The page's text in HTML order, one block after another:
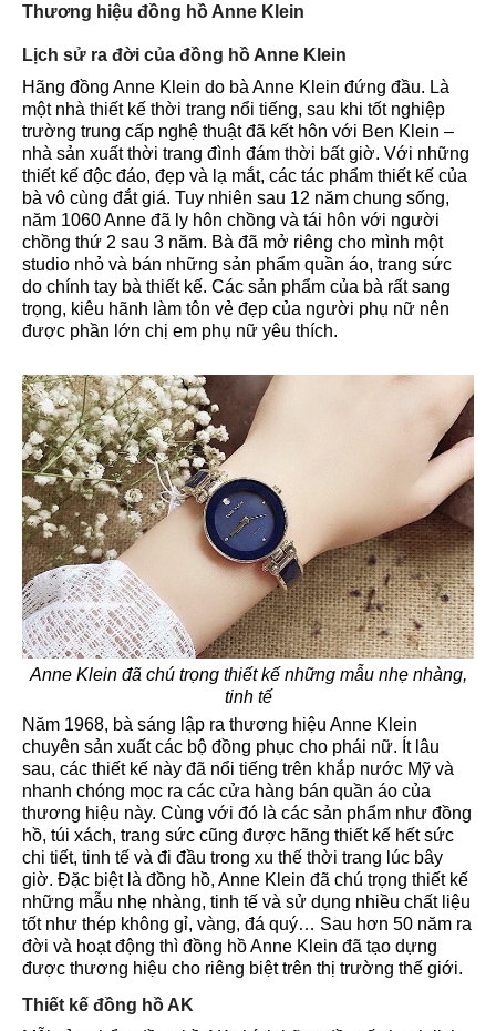
Thương hiệu đồng hồ Anne Klein
Lịch sử ra đời của đồng hồ Anne Klein
Hãng đồng Anne Klein do bà Anne Klein đứng đầu. Là
một nhà thiết kế thời trang nổi tiếng, sau khi tốt nghiệp
trường trung cấp nghệ thuật đã kết hôn với Ben Klein –
nhà sản xuất thời trang đình đám thời bất giờ. Với những
thiết kế độc đáo, đẹp và lạ mắt, các tác phẩm thiết kế của
bà vô cùng đắt giá. Tuy nhiên sau 12 năm chung sống,
năm 1060 Anne đã ly hôn chồng và tái hôn với người
chồng thứ 2 sau 3 năm. Bà đã mở riêng cho mình một
studio nhỏ và bán những sản phẩm quần áo, trang sức
do chính tay bà thiết kế. Các sản phẩm của bà rất sang
trọng, kiêu hãnh làm tôn vẻ đẹp của người phụ nữ nên
được phần lớn chị em phụ nữ yêu thích.
Anne Klein đã chú trọng thiết kế những mẫu nhẹ nhàng,
tinh tế
Năm 1968, bà sáng lập ra thương hiệu Anne Klein
chuyên sản xuất các bộ đồng phục cho phái nữ. Ít lâu
sau, các thiết kế này đã nổi tiếng trên khắp nước Mỹ và
nhanh chóng mọc ra các cửa hàng bán quần áo của
thương hiệu này. Cùng với đó là các sản phẩm như đồng
hồ, túi xách, trang sức cũng được hãng thiết kế hết sức
chi tiết, tinh tế và đi đầu trong xu thế thời trang lúc bây
giờ. Đặc biệt là đồng hồ, Anne Klein đã chú trọng thiết kế
những mẫu nhẹ nhàng, tinh tế và sử dụng nhiều chất liệu
tốt như thép không gỉ, vàng, đá quý… Sau hơn 50 năm ra
đời và hoạt động thì đồng hồ Anne Klein đã tạo dựng
được thương hiệu cho riêng biệt trên thị trường thế giới.
Thiết kế đồng hồ AK